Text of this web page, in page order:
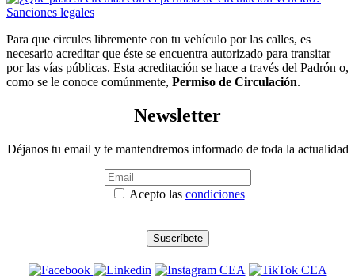
Para que circules libremente con tu vehículo por las calles, es
necesario acreditar que éste se encuentra autorizado para transitar
por las vías públicas. Esta acreditación se hace a través del Padrón o,
como se le conoce comúnmente, Permiso de Circulación.
Newsletter
Déjanos tu email y te mantendremos informado de toda la actualidad
Acepto las condiciones